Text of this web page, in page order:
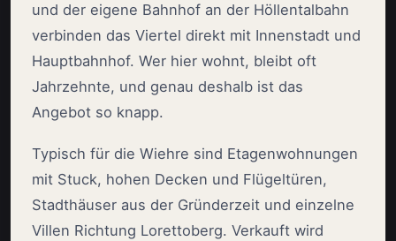
und der eigene Bahnhof an der Höllentalbahn
verbinden das Viertel direkt mit Innenstadt und
Hauptbahnhof. Wer hier wohnt, bleibt oft
Jahrzehnte, und genau deshalb ist das
Angebot so knapp.
Typisch für die Wiehre sind Etagenwohnungen
mit Stuck, hohen Decken und Flügeltüren,
Stadthäuser aus der Gründerzeit und einzelne
Villen Richtung Lorettoberg. Verkauft wird